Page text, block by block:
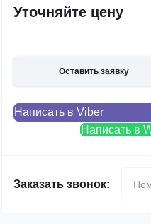
Уточняйте цену
Оставить заявку
Написать в Viber
Написать в
Заказать звонок: